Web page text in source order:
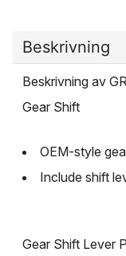
Beskrivning
Beskrivning av
Gear Shift
OEM-style
Include shift
Gear Shift Lever